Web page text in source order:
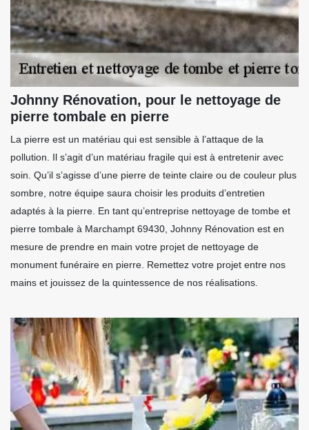
Johnny Rénovation, pour le nettoyage de
pierre tombale en pierre
La pierre est un matériau qui est sensible à l’attaque de la
pollution. Il s’agit d’un matériau fragile qui est à entretenir avec
soin. Qu’il s’agisse d’une pierre de teinte claire ou de couleur plus
sombre, notre équipe saura choisir les produits d’entretien
adaptés à la pierre. En tant qu’entreprise nettoyage de tombe et
pierre tombale à Marchampt 69430, Johnny Rénovation est en
mesure de prendre en main votre projet de nettoyage de
monument funéraire en pierre. Remettez votre projet entre nos
mains et jouissez de la quintessence de nos réalisations.